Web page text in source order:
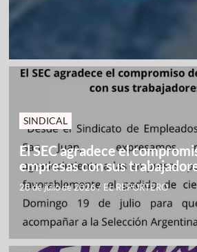
SINDICAL
El SEC agradece el
empresas con sus
28 de julio de 2026/ EL REPORTERO